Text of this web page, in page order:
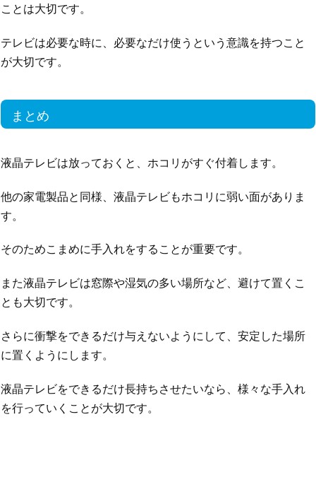
ことは大切です。
テレビは必要な時に、必要なだけ使うという意識を持つこと
が大切です。
まとめ
液晶テレビは放っておくと、ホコリがすぐ付着します。
他の家電製品と同様、液晶テレビもホコリに弱い面がありま
す。
そのためこまめに手入れをすることが重要です。
また液晶テレビは窓際や湿気の多い場所など、避けて置くこ
とも大切です。
さらに衝撃をできるだけ与えないようにして、安定した場所
に置くようにします。
液晶テレビをできるだけ長持ちさせたいなら、様々な手入れ
を行っていくことが大切です。